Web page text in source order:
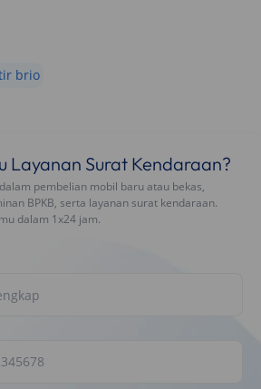
brio
Layanan Surat Kendaraan?
pembelian mobil baru atau bekas,
BPKB, serta layanan surat kendaraan.
dalam 1x24 jam.